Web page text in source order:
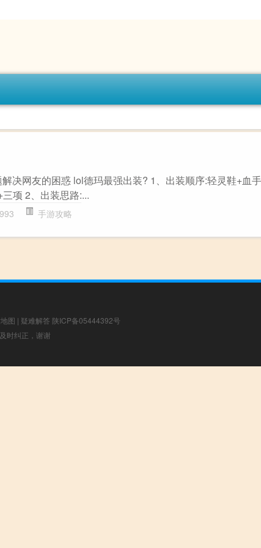
解决网友的困惑 lol德玛最强出装? 1、出装顺序:轻灵鞋+血
项 2、出装思路:...
993 手游攻略
图 | 疑难解答 陕ICP备05444392号
时纠正，谢谢